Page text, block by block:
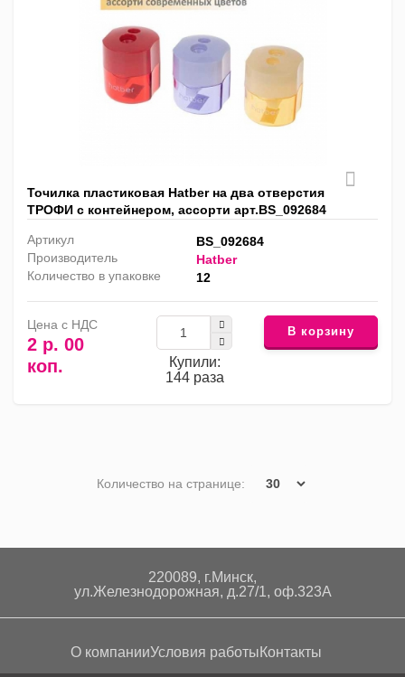
Точилка пластиковая Hatber на два отверстия
ТРОФИ с контейнером, ассорти арт.BS_092684
Артикул
BS_092684
Производитель
Hatber
Количество в упаковке
12
Цена с НДС
2 р. 00
коп.
Купили:
144 раза
В корзину
Количество на странице:
220089, г.Минск,
ул.Железнодорожная, д.27/1, оф.323А
О компанииУсловия работы Контакты